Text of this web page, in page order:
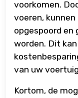
voorkomen.
voeren,
opgespoord en
worden. Dit
van uw
Kortom, de